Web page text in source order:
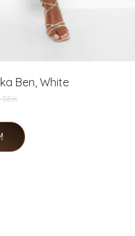
Ben, White